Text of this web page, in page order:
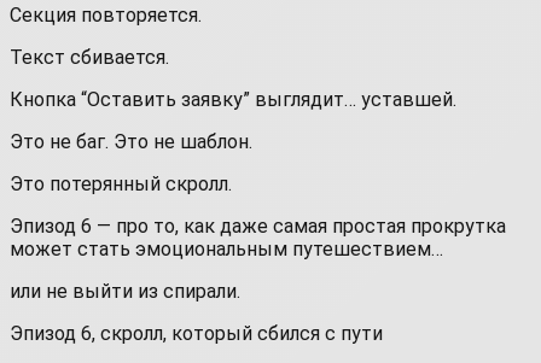
Секция повторяется.
Текст сбивается.
Кнопка “Оставить заявку” выглядит… уставшей.
Это не баг. Это не шаблон.
Это потерянный скролл.
Эпизод 6 — про то, как даже самая простая прокрутка
может стать эмоциональным путешествием…
или не выйти из спирали.
Эпизод 6, скролл, который сбился с пути